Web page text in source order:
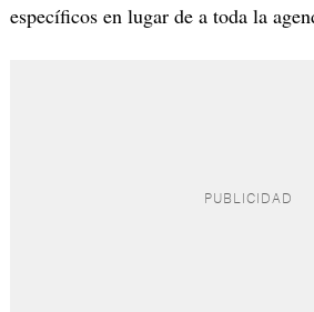
específicos en lugar de a toda la